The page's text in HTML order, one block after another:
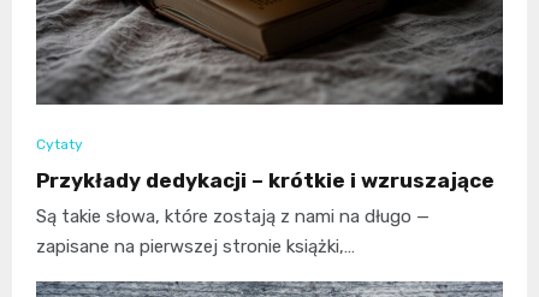
Cytaty
Przykłady dedykacji – krótkie i wzruszające
Są takie słowa, które zostają z nami na długo —
zapisane na pierwszej stronie książki,…